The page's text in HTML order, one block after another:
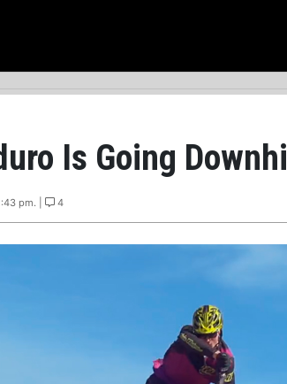
Is Going Downhill
pm. | 4